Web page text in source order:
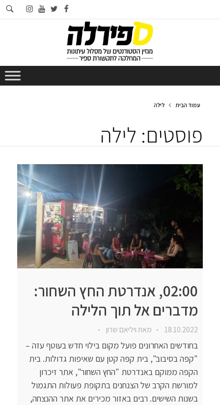
facebook
twitter
youtube
instagram
עמוד הבית לילה
פוסטים: לילה
02:00, אנדרטת החץ השחור:
מדברים אל תוך הלילה
18.10.2022 מאתויליאם שרון
בחודשים האחרונים פועל מקום בילוי חדש בעוטף עזה –
"קפה בסיבוב", בית קפה קטן עם שאיפות גדולות. בית
הקפה ממוקם באנדרטת "החץ השחור", אתר זיכרון
למורשת הקרב של הצנחנים בתקופת פעולות התגמול
בשנות השישים. רבים באזור מכירים את אתר ההנצחה,